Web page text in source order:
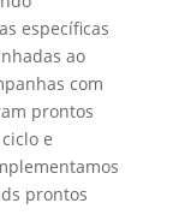
específicas
ao
com
prontos
e
prontos